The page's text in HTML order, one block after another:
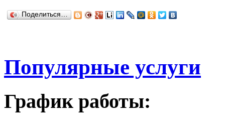
Поделиться…
Популярные услуги
График работы: